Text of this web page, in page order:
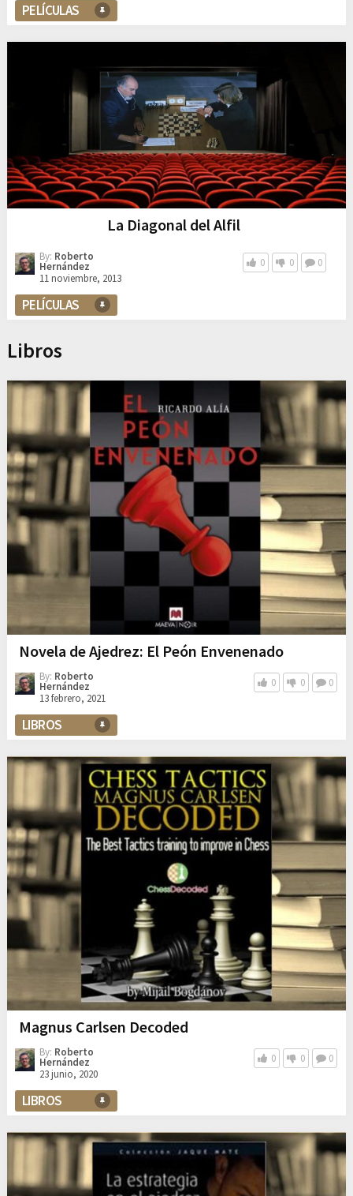
PELÍCULAS
La Diagonal del Alfil
By: Roberto
Hernández
11 noviembre, 2013
0 0 0
PELÍCULAS
Libros
Novela de Ajedrez: El Peón Envenenado
By: Roberto
Hernández
13 febrero, 2021
0 0 0
LIBROS
Magnus Carlsen Decoded
By: Roberto
Hernández
23 junio, 2020
0 0 0
LIBROS